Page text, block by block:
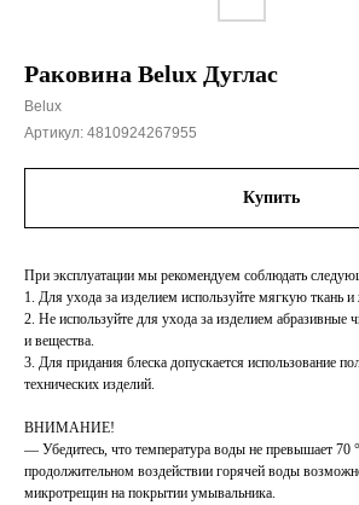
Раковина Belux Дуглас
Belux
Артикул: 4810924267955
Купить
При эксплуатации мы рекомендуем соблюдать
1. Для ухода за изделием используйте мягкую ткань
2. Не используйте для ухода за изделием абразивные
и вещества.
3. Для придания блеска допускается использование
технических изделий.
ВНИМАНИЕ!
— Убедитесь, что температура воды не превышает 70
продолжительном воздействии горячей воды
микротрещин на покрытии умывальника.